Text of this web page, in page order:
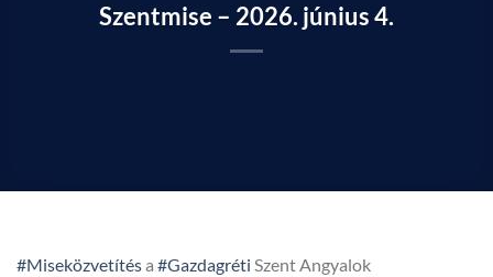
Szentmise – 2026. június 4.
#Miseközvetítésa #Gazdagréti Szent Angyalok